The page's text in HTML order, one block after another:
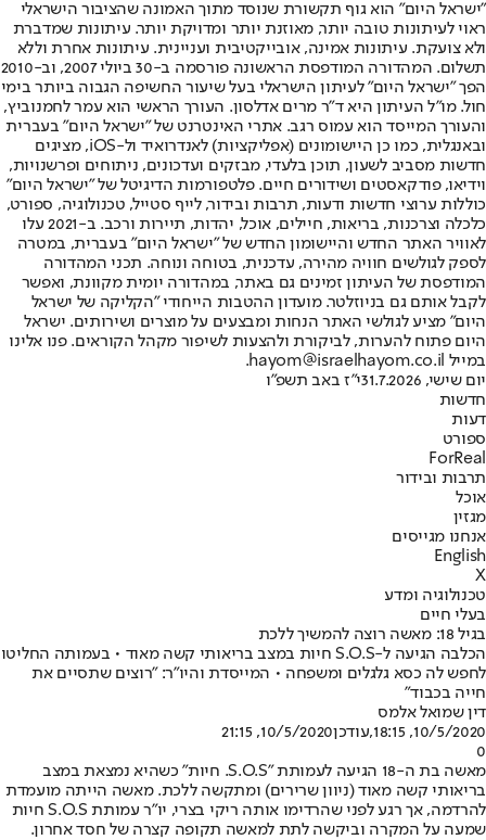
"ישראל היום" הוא גוף תקשורת שנוסד מתוך האמונה שהציבור הישראלי
ראוי לעיתונות טובה יותר, מאוזנת יותר ומדויקת יותר. עיתונות שמדברת
ולא צועקת. עיתונות אמינה, אובייקטיבית ועניינית. עיתונות אחרת וללא
תשלום. המהדורה המודפסת הראשונה פורסמה ב-30 ביולי 2007, וב-2010
הפך "ישראל היום" לעיתון הישראלי בעל שיעור החשיפה הגבוה ביותר בימי
חול. מו"ל העיתון היא ד"ר מרים אדלסון. העורך הראשי הוא עמר לחמנוביץ,
והעורך המייסד הוא עמוס רגב. אתרי האינטרנט של "ישראל היום" בעברית
ובאנגלית, כמו כן היישומונים (אפליקציות) לאנדרואיד ול-iOS, מציגים
חדשות מסביב לשעון, תוכן בלעדי, מבזקים ועדכונים, ניתוחים ופרשנויות,
וידיאו, פודקאסטים ושידורים חיים. פלטפורמות הדיגיטל של "ישראל היום"
כוללות ערוצי חדשות ודעות, תרבות ובידור, לייף סטייל, טכנולוגיה, ספורט,
כלכלה וצרכנות, בריאות, חיילים, אוכל, יהדות, תיירות ורכב. ב-2021 עלו
לאוויר האתר החדש והיישומון החדש של "ישראל היום" בעברית, במטרה
לספק לגולשים חוויה מהירה, עדכנית, בטוחה ונוחה. תכני המהדורה
המודפסת של העיתון זמינים גם באתר, במהדורה יומית מקוונת, ואפשר
לקבל אותם גם בניוזלטר. מועדון ההטבות הייחודי "הקליקה של ישראל
היום" מציע לגולשי האתר הנחות ומבצעים על מוצרים ושירותים. ישראל
היום פתוח להערות, לביקורת ולהצעות לשיפור מקהל הקוראים. פנו אלינו
במייל hayom@israelhayom.co.il.
יום שישי, 31.7.2026
י"ז באב תשפ"ו
חדשות
דעות
ספורט
ForReal
תרבות ובידור
אוכל
מגזין
אנחנו מגייסים
English
X
טכנולוגיה ומדע
בעלי חיים
בגיל 18: מאשה רוצה להמשיך ללכת
הכלבה הגיעה ל-S.O.S חיות במצב בריאותי קשה מאוד • בעמותה החליטו
לחפש לה כסא גלגלים ומשפחה • המייסדת והיו"ר: "רוצים שתסיים את
חייה בכבוד"
דין שמואל אלמס
10/5/2020, 18:15
,עודכן10/5/2020, 21:15
0
מאשה בת ה-18 הגיעה לעמותת "S.O.S. חיות" כשהיא נמצאת במצב
בריאותי קשה מאוד (ניוון שרירים) ומתקשה ללכת. מאשה הייתה מועמדת
להרדמה, אך רגע לפני שהרדימו אותה ריקי בצרי, יו"ר עמותת S.O.S חיות
שמעה על המקרה וביקשה לתת למאשה תקופה קצרה של חסד אחרון.